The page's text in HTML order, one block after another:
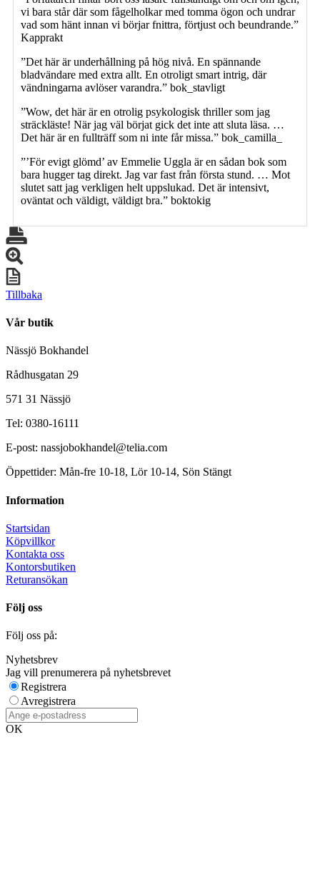
vi bara står där som fågelholkar med tomma ögon och undrar
vad som hänt innan vi börjar fnittra, förtjust och beundrande.”
Kapprakt
”Det här är underhållning på hög nivå. En spännande
bladvändare med extra allt. En otroligt smart intrig, där
vändningarna avlöser varandra.” bok_stavligt
”Wow, det här är en otrolig psykologisk thriller som jag
sträckläste! När jag väl börjat gick det inte att sluta läsa. …
Det här är en fullträff som ni inte får missa.” bok_camilla_
”’För evigt glömd’ av Emmelie Uggla är en sådan bok som
bara hugger tag direkt. Jag var fast från första stund. … Mot
slutet satt jag verkligen helt uppslukad. Det är intensivt,
oväntat och väldigt, väldigt bra.” boktokig
Tillbaka
Vår butik
Nässjö Bokhandel
Rådhusgatan 29
571 31 Nässjö
Tel: 0380-16111
E-post: nassjobokhandel@telia.com
Öppettider: Mån-fre 10-18, Lör 10-14, Sön Stängt
Information
Startsidan
Köpvillkor
Kontakta oss
Kontorsbutiken
Returansökan
Följ oss
Följ oss på:
Nyhetsbrev
Jag vill prenumerera på nyhetsbrevet
Registrera
Avregistrera
OK